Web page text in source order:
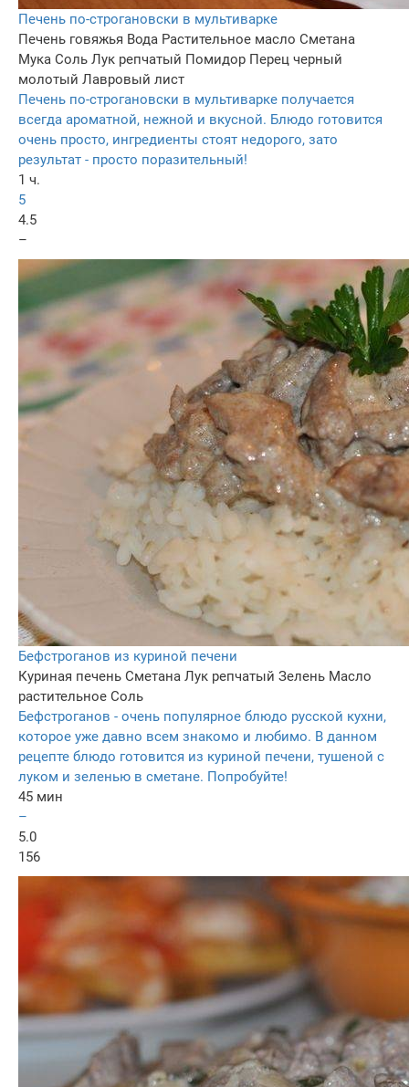
Печень по-строгановски в мультиварке
Печень говяжья Вода Растительное масло Сметана
Мука Соль Лук репчатый Помидор Перец черный
молотый Лавровый лист
Печень по-строгановски в мультиварке получается
всегда ароматной, нежной и вкусной. Блюдо готовится
очень просто, ингредиенты стоят недорого, зато
результат - просто поразительный!
1 ч.
5
4.5
–
Бефстроганов из куриной печени
Куриная печень Сметана Лук репчатый Зелень Масло
растительное Соль
Бефстроганов - очень популярное блюдо русской кухни,
которое уже давно всем знакомо и любимо. В данном
рецепте блюдо готовится из куриной печени, тушеной с
луком и зеленью в сметане. Попробуйте!
45 мин
–
5.0
156